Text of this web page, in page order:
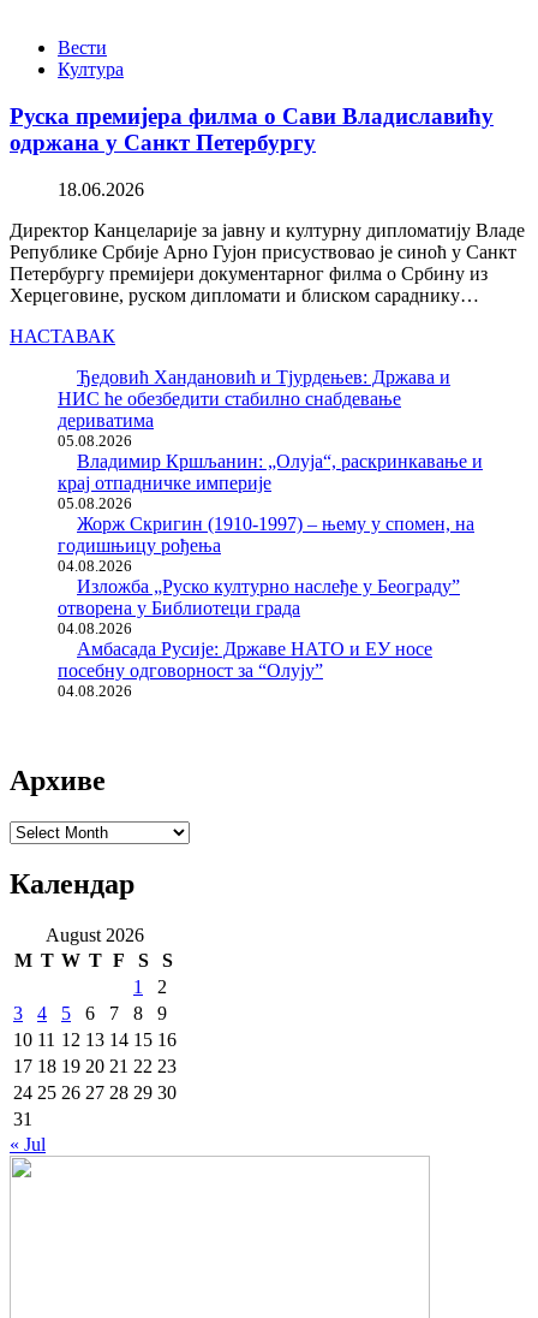
Вести
Култура
Руска премијера филма о Сави Владиславићу
одржана у Санкт Петербургу
18.06.2026
Директор Канцеларије за јавну и културну дипломатију Владе
Републике Србије Арно Гујон присуствовао је синоћ у Санкт
Петербургу премијери документарног филма о Србину из
Херцеговине, руском дипломати и блиском сараднику…
НАСТАВАК
Ђедовић Хандановић и Тјурдењев: Држава и
НИС ће обезбедити стабилно снабдевање
дериватима
05.08.2026
Владимир Кршљанин: „Олуја“, раскринкавање и
крај отпадничке империје
05.08.2026
Жорж Скригин (1910-1997) – њему у спомен, на
годишњицу рођења
04.08.2026
Изложба „Руско културно наслеђе у Београду”
отворена у Библиотеци града
04.08.2026
Амбасада Русије: Државе НАТО и ЕУ носе
посебну одговорност за “Олују”
04.08.2026
Архиве
Архиве
Календар
August 2026
M T W T F S
S
1
2
3
4 5 6 7 8
9
10 11 12 13 14 15 16
17 18 19 20 21 22 23
24 25 26 27 28 29 30
31
« Jul